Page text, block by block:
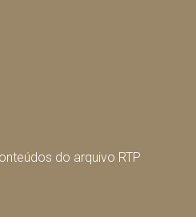
do arquivo RTP